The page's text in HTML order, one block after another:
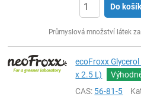
Do
Průmyslová množství látek
ecoFroxx
x 2.5 L)
CAS: 56-81-5